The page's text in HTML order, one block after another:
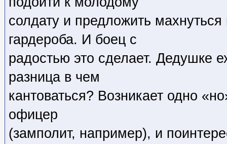
солдату и предложить
гардероба. И боец с
радостью это сделает. Дедушке
разница в чем
кантоваться? Возникает одно
офицер
(замполит, например), и